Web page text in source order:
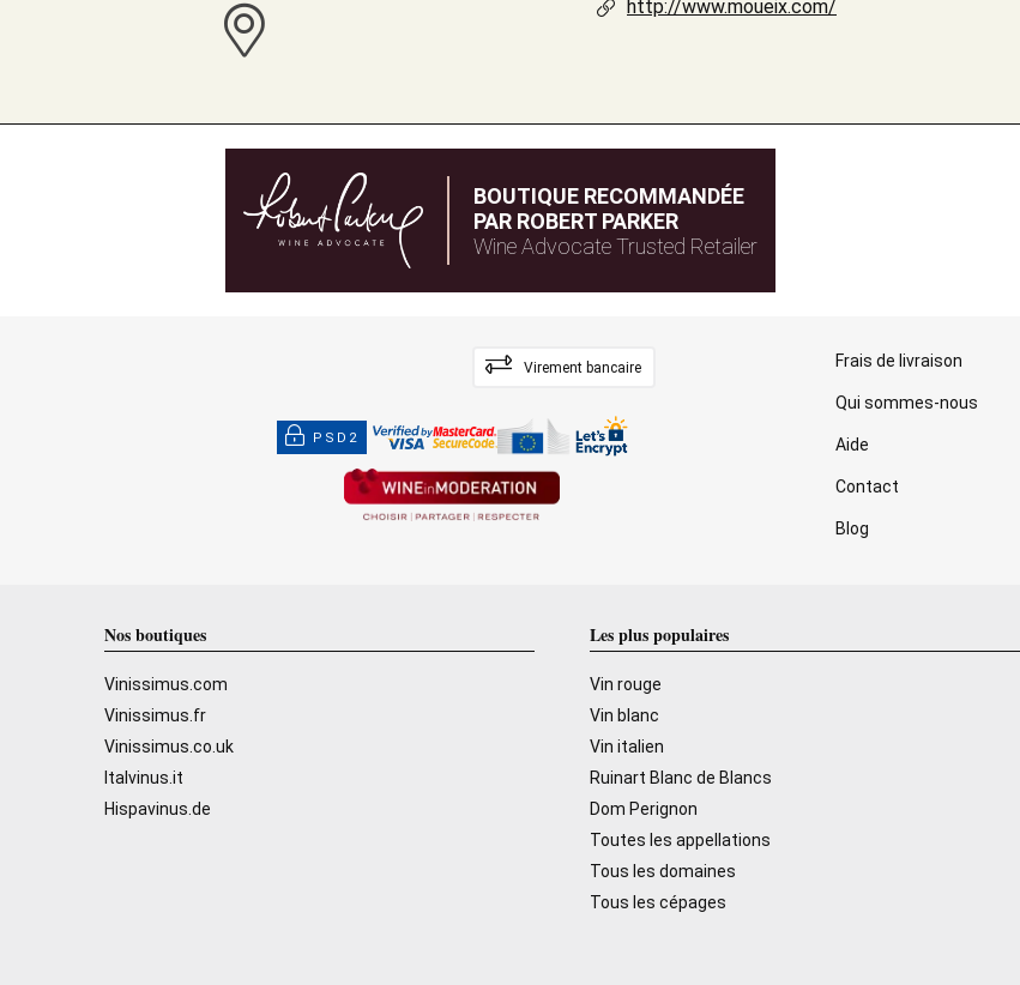
http://www.moueix.com/
BOUTIQUE RECOMMANDÉE
PAR ROBERT PARKER
Wine Advocate Trusted Retailer
Virement bancaire
PSD2
Frais de livraison
Qui sommes-nous
Aide
Contact
Blog
Nos boutiques
Vinissimus.com
Vinissimus.fr
Vinissimus.co.uk
Italvinus.it
Hispavinus.de
Les plus populaires
Vin rouge
Vin blanc
Vin italien
Ruinart Blanc de Blancs
Dom Perignon
Toutes les appellations
Tous les domaines
Tous les cépages